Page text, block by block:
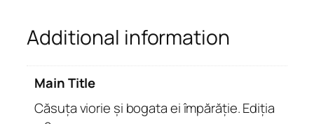
b
o
Additional information
Main Title
Căsuța viorie și bogata ei împărăție. Ediția